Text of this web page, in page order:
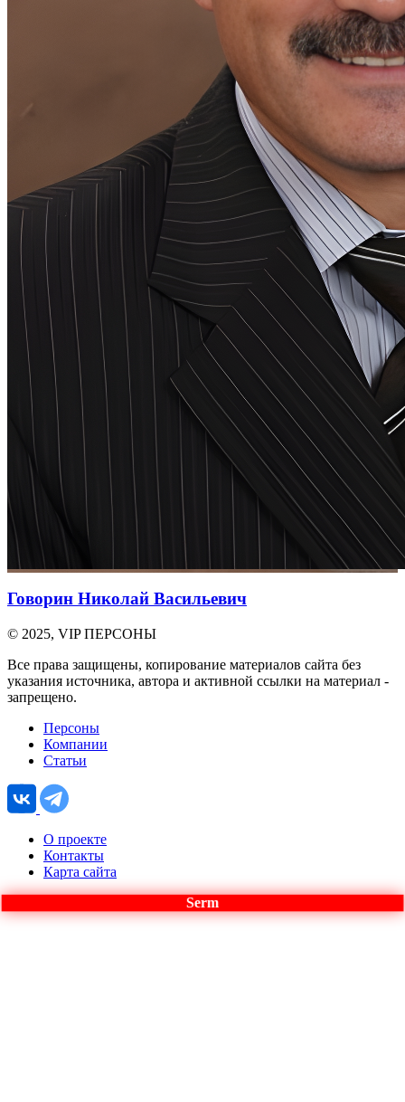
Говорин Николай Васильевич
© 2025, VIP ПЕРСОНЫ
Все права защищены, копирование материалов сайта без
указания источника, автора и активной ссылки на материал -
запрещено.
Персоны
Компании
Статьи
О проекте
Контакты
Карта сайта
Serm